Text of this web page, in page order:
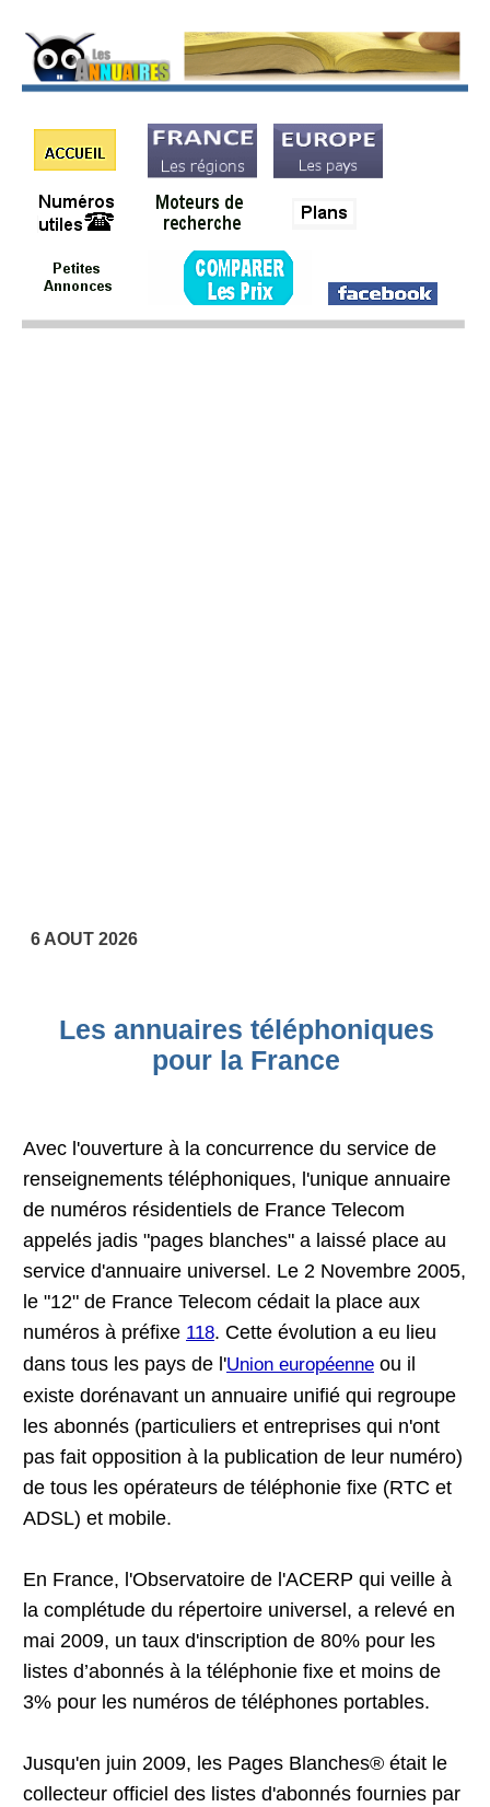
6 AOUT 2026
Les annuaires téléphoniques
pour la France
Avec l'ouverture à la concurrence du service de
renseignements téléphoniques, l'unique annuaire
de numéros résidentiels de France Telecom
appelés jadis "pages blanches" a laissé place au
service d'annuaire universel. Le 2 Novembre 2005,
le "12" de France Telecom cédait la place aux
numéros à préfixe 118. Cette évolution a eu lieu
dans tous les pays de l'Union européenne ou il
existe dorénavant un annuaire unifié qui regroupe
les abonnés (particuliers et entreprises qui n'ont
pas fait opposition à la publication de leur numéro)
de tous les opérateurs de téléphonie fixe (RTC et
ADSL) et mobile.
En France, l'Observatoire de l'ACERP qui veille à
la complétude du répertoire universel, a relevé en
mai 2009, un taux d'inscription de 80% pour les
listes d’abonnés à la téléphonie fixe et moins de
3% pour les numéros de téléphones portables.
Jusqu'en juin 2009, les Pages Blanches® était le
collecteur officiel des listes d'abonnés fournies par